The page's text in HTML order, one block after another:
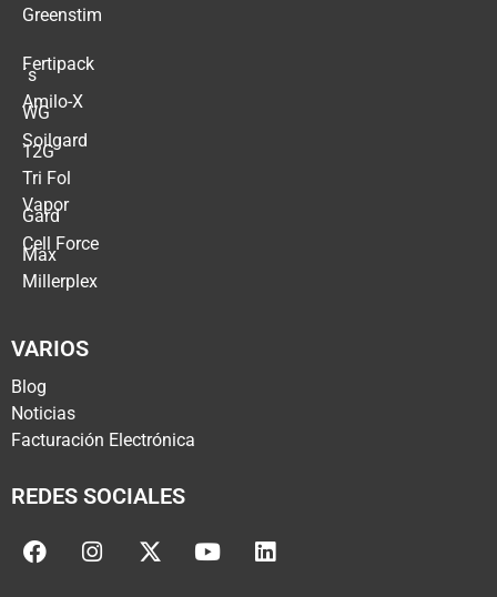
Greenstim
Fertipack
´s
Amilo-X
WG
Soilgard
12G
Tri Fol
Vapor
Gard
Cell Force
Max
Millerplex
VARIOS
Blog
Noticias
Facturación Electrónica
REDES SOCIALES